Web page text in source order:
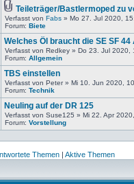
Teileträger/Bastlermoped zu
Verfasst von Fabs » Mo 27. Jul 2020,
Forum: Biete
Welches Öl braucht die SE SF 44
Verfasst von Redkey » Do 23. Jul 2020,
Forum: Allgemein
TBS einstellen
Verfasst von Peter » Mi 10. Jun 2020,
Forum: Technik
Neuling auf der DR 125
Verfasst von Suse125 » Mi 22. Apr
Forum: Vorstellung
Themen | Aktive Themen